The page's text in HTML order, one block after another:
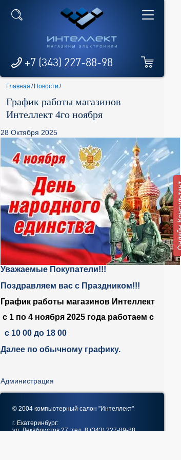
+7 (343) 227-88-98
Главная / Новости /
График работы магазинов
Интеллект 4го ноября
28 Октября 2025
Уважаемые Покупатели!!!
Поздравляем вас с Праздником!!!
График работы магазинов Интеллект
c 1 по 4 ноября 2025 года работаем с
с 10 00 до 18 00
Далее по обычному графику.
Администрация
© 2004 компьютерный салон "Интеллект"
г. Екатеринбург:
ул. Декабристов 27, тел. 8 (343) 227-89-88,